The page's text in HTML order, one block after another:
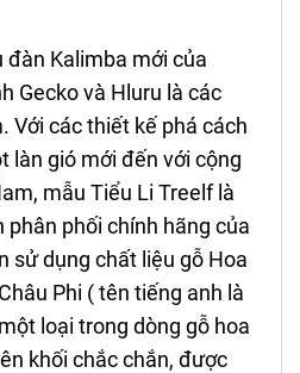
Kalimba mới của
Gecko và Hluru là các
Với các thiết kế phá cách
làn gió mới đến với cộng
mẫu Tiểu Li Treelf là
phân phối chính hãng của
sử dụng chất liệu gỗ Hoa
Phi ( tên tiếng anh là
loại trong dòng gỗ hoa
khối chắc chắn, được